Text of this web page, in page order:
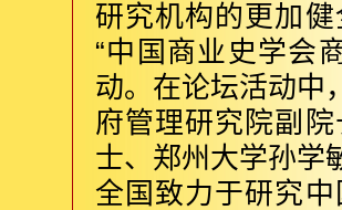
研究机构的更加
“中国商业史学会
动。在论坛活动中
府管理研究院副
士、郑州大学孙学
全国致力于研究